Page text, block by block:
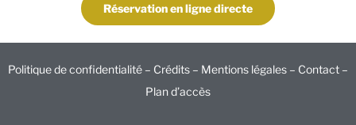
Réservation en ligne directe
Politique de confidentialité – Crédits – Mentions légales – Contact –
Plan d’accès